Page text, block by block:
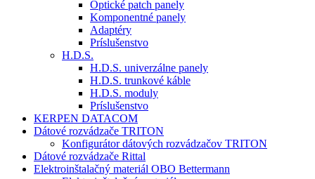
Optické patch panely
Komponentné panely
Adaptéry
Príslušenstvo
H.D.S.
H.D.S. univerzálne panely
H.D.S. trunkové káble
H.D.S. moduly
Príslušenstvo
KERPEN DATACOM
Dátové rozvádzače TRITON
Konfigurátor dátových rozvádzačov TRITON
Dátové rozvádzače Rittal
Elektroinštalačný materiál OBO Bettermann